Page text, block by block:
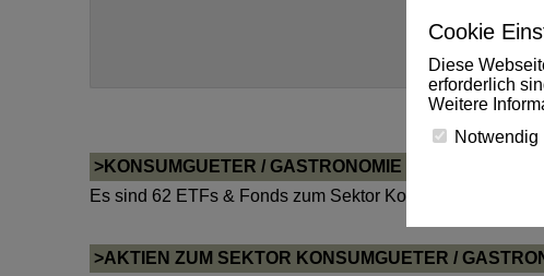
Cookie
Diese
erforderlich
Weitere
Notwendig
>KONSUMGUETER / GASTRONOMIE ETFS & FONDS
Es sind 62 ETFs & Fonds zum Sektor Konsumgueter /
>AKTIEN ZUM SEKTOR KONSUMGUETER /